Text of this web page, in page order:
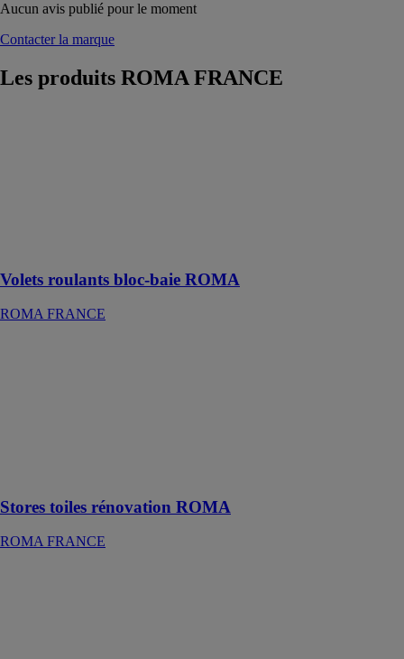
Aucun avis publié pour le moment
Contacter la marque
Les produits ROMA FRANCE
Volets roulants bloc-baie ROMA
ROMA FRANCE
Stores toiles rénovation ROMA
ROMA FRANCE